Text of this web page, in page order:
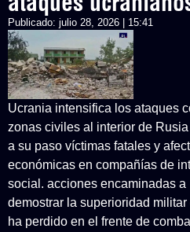
Publicado: julio 28, 2026 | 15:41
Ucrania intensifica los ataques
zonas civiles al interior de
a su paso víctimas fatales y
económicas en compañías de
social. acciones encaminadas a
demostrar la superioridad
ha perdido en el frente de